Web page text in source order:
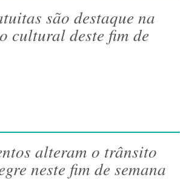
são destaque na
cultural deste fim de
alteram o trânsito
neste fim de semana